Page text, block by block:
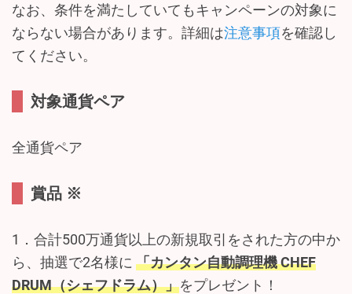
なお、条件を満たしていてもキャンペーンの対象に
ならない場合があります。詳細は注意事項を確認し
てください。
対象通貨ペア
全通貨ペア
賞品 ※
1．合計500万通貨以上の新規取引をされた方の中か
ら、抽選で2名様に 「カンタン自動調理機 CHEF
DRUM（シェフドラム）」をプレゼント！